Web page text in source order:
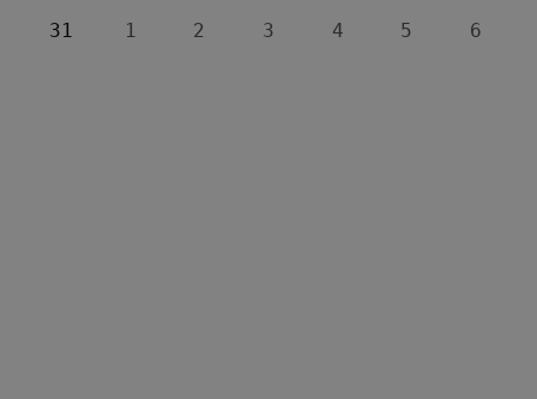
31
1 2 3 4 5 6